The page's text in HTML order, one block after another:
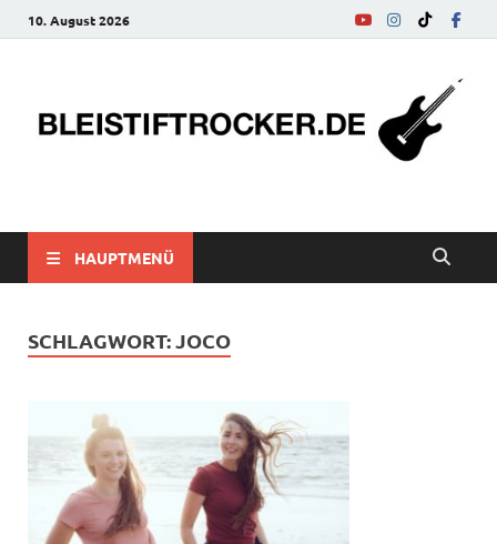
10. August 2026
bleistiftrocker.de
HAUPTMENÜ
SCHLAGWORT:JOCO